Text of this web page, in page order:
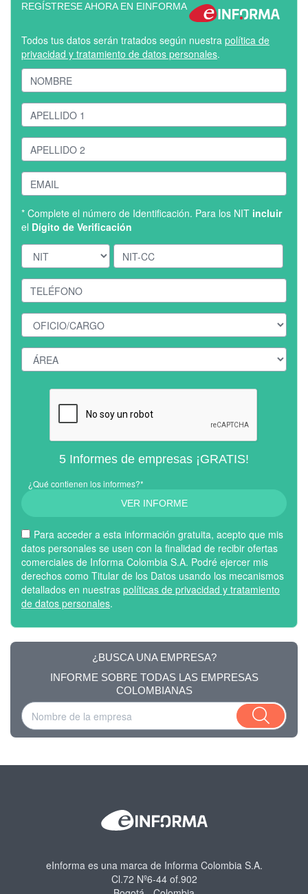
REGÍSTRESE AHORA EN EINFORMA
Todos tus datos serán tratados según nuestra política de
privacidad y tratamiento de datos personales.
* Complete el número de Identificación. Para los NIT incluir
el Dígito de Verificación
5 Informes de empresas ¡GRATIS!
¿Qué contienen los informes?*
VER INFORME
Para acceder a esta información gratuita, acepto que mis
datos personales se usen con la finalidad de recibir ofertas
comerciales de Informa Colombia S.A. Podré ejercer mis
derechos como Titular de los Datos usando los mecanismos
detallados en nuestras políticas de privacidad y tratamiento
de datos personales.
¿BUSCA UNA EMPRESA?
INFORME SOBRE TODAS LAS EMPRESAS
COLOMBIANAS
eInforma es una marca de Informa Colombia S.A.
Cl.72 Nº6-44 of.902